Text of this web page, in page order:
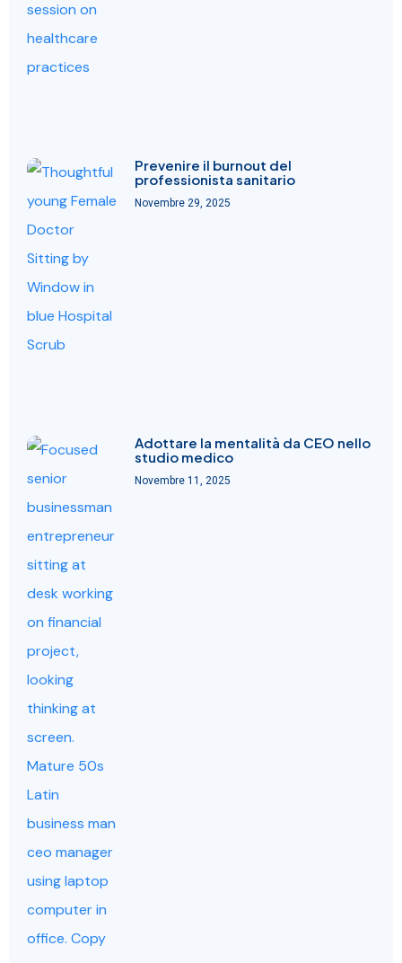
Prevenire il burnout del
professionista sanitario
Novembre 29, 2025
Adottare la mentalità da CEO nello
studio medico
Novembre 11, 2025